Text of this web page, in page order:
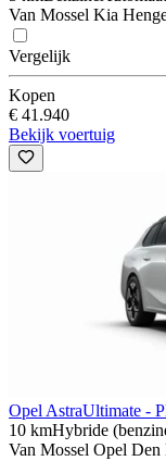
Van Mossel Kia
Vergelijk
Kopen
€ 41.940
Bekijk voertuig
Opel AstraUltimate -
10 kmHybride
Van Mossel Opel